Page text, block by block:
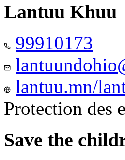
Lantuu Khuu
99910173
lantuu.mn/
Protection des
Save the